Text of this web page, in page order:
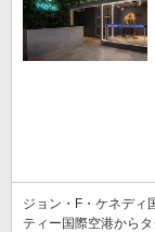
ジョン・F・ケネディ
ティー国際空港から